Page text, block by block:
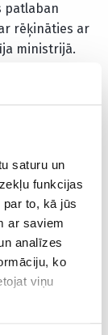
saturu un
funkcijas
to, kā jūs
ar saviem
analīzes
ko
viņu
patlaban
rēķināties ar
ministrijā.
kas
sadales
atrodas
ievērojot
Lai turpmāk
mainīt
nosakot